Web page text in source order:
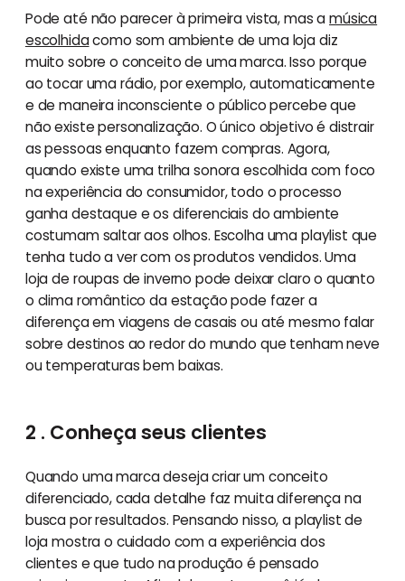
Pode até não parecer à primeira vista, mas amúsica
escolhidacomo som ambiente de uma loja diz
muito sobre o conceito de uma marca. Isso porque
ao tocar uma rádio, por exemplo, automaticamente
e de maneira inconsciente o público percebe que
não existe personalização. O único objetivo é distrair
as pessoas enquanto fazem compras. Agora,
quando existe uma trilha sonora escolhida com foco
na experiência do consumidor, todo o processo
ganha destaque e os diferenciais do ambiente
costumam saltar aos olhos. Escolha uma playlist que
tenha tudo a ver com os produtos vendidos. Uma
loja de roupas de inverno pode deixar claro o quanto
o clima romântico da estação pode fazer a
diferença em viagens de casais ou até mesmo falar
sobre destinos ao redor do mundo que tenham neve
ou temperaturas bem baixas.
2 . Conheça seus clientes
Quando uma marca deseja criar um conceito
diferenciado, cada detalhe faz muita diferença na
busca por resultados. Pensando nisso, a playlist de
loja mostra o cuidado com a experiência dos
clientes e que tudo na produção é pensado